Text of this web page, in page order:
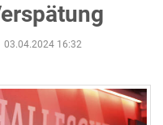
03.04.2024 16:32